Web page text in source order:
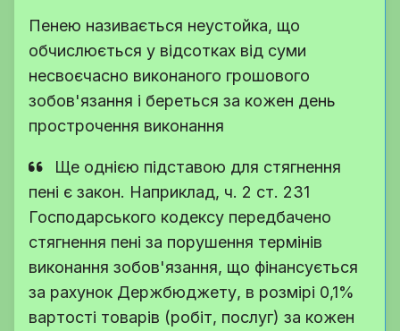
Пенею називається неустойка, що
обчислюється у відсотках від суми
несвоєчасно виконаного грошового
зобов'язання і береться за кожен день
прострочення виконання
Ще однією підставою для стягнення
пені є закон. Наприклад, ч. 2 ст. 231
Господарського кодексу передбачено
стягнення пені за порушення термінів
виконання зобов'язання, що фінансується
за рахунок Держбюджету, в розмірі 0,1%
вартості товарів (робіт, послуг) за кожен